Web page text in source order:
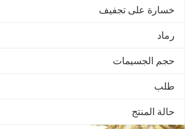
خسارة على تجفيف
رماد
حجم الجسيمات
طلب
حالة المنتج